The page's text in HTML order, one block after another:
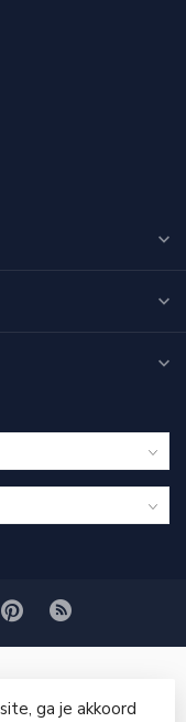
ga je akkoord